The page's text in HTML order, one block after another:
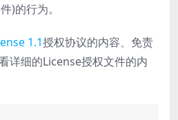
)的行为。
1.1授权协议的内容、免责
详细的License授权文件的内